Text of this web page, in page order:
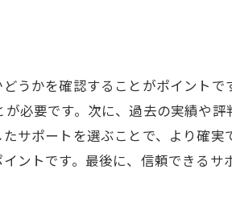
うかを確認することがポイントで
必要です。次に、過去の実績や評
サポートを選ぶことで、より確実
ントです。最後に、信頼できるサ